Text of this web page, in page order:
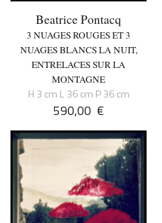
Beatrice Pontacq
3 NUAGES ROUGES ET 3
NUAGES BLANCS LA NUIT,
ENTRELACES SUR LA
MONTAGNE
H 3 cm L 36 cm P 36 cm
590,00 €